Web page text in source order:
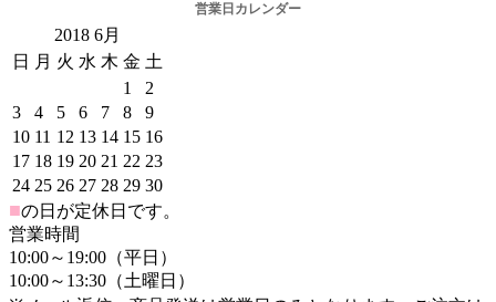
営業日カレンダー
2018 6月
日
月 火 水 木 金 土
1
2
3
4 5 6 7 8
9
10 11 12 13 14 15 16
17 18 19 20 21 22 23
24 25 26 27 28 29 30
■の日が定休日です。
営業時間
10:00～19:00（平日）
10:00～13:30（土曜日）